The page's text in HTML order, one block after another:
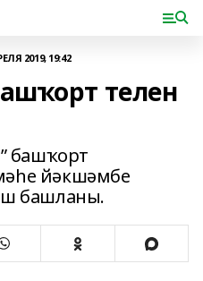
2019, 19:42
телен
башҡорт
йәкшәмбе
башланы.